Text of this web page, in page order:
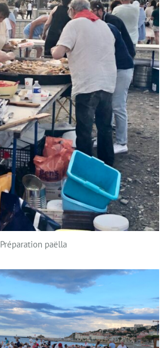
Préparation paëlla